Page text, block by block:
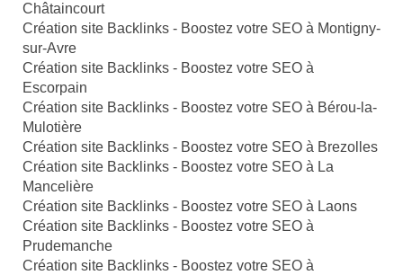
Châtaincourt
Création site Backlinks - Boostez votre SEO à Montigny-
sur-Avre
Création site Backlinks - Boostez votre SEO à
Escorpain
Création site Backlinks - Boostez votre SEO à Bérou-la-
Mulotière
Création site Backlinks - Boostez votre SEO à Brezolles
Création site Backlinks - Boostez votre SEO à La
Mancelière
Création site Backlinks - Boostez votre SEO à Laons
Création site Backlinks - Boostez votre SEO à
Prudemanche
Création site Backlinks - Boostez votre SEO à